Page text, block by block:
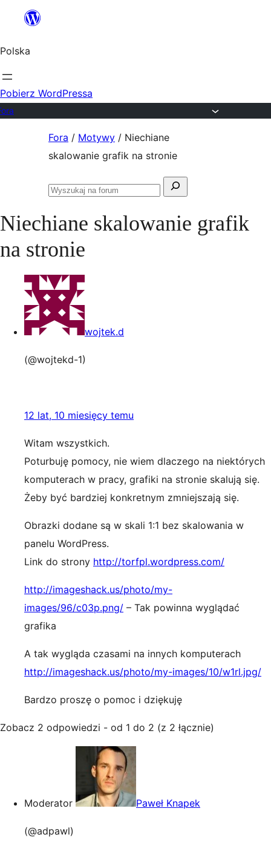
Przejdź
treści
Polska
Pobierz WordPressa
Fora / Motywy / Niechiane
skalowanie grafik na stronie
Szukaj:
Przeszukaj
Niechiane skalowanie grafik
na stronie
wojtek.d
(@wojtekd-1)
12 lat, 10 miesięcy temu
Witam wszystkich.
Poturbuję pomocy, nie wiem dlaczego na niektórych
komputerach w pracy, grafiki na stronie skalują się.
Żeby być bardziej konkretnym zmniejszają się.
Obrazki dodane są w skali 1:1 bez skalowania w
panelu WordPress.
Link do strony http://torfpl.wordpress.com/
http://imageshack.us/photo/my-
images/96/c03p.png/ – Tak powinna wyglądać
grafika
A tak wygląda czasami na innych komputerach
http://imageshack.us/photo/my-images/10/w1rl.jpg/
Bardzo proszę o pomoc i dziękuję
Zobacz 2 odpowiedzi - od 1 do 2 (z 2 łącznie)
Moderator Paweł Knapek
(@adpawl)